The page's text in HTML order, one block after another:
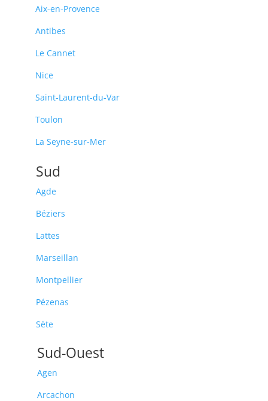
Aix-en-Provence
Antibes
Le Cannet
Nice
Saint-Laurent-du-Var
Toulon
La Seyne-sur-Mer
Sud
Agde
Béziers
Lattes
Marseillan
Montpellier
Pézenas
Sète
Sud-Ouest
Agen
Arcachon